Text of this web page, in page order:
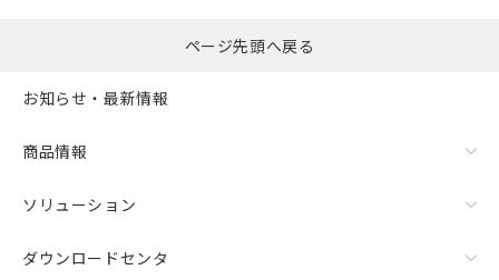
ページ先頭へ戻る
お知らせ・最新情報
商品情報
ソリューション
ダウンロードセンタ